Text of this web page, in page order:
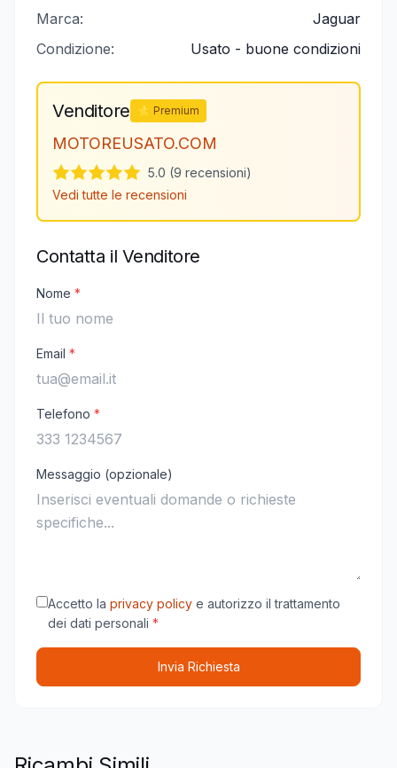
Marca:
Jaguar
Condizione:
Usato - buone condizioni
Venditore ⭐ Premium
MOTOREUSATO.COM
5.0 (9 recensioni)
Vedi tutte le recensioni
Contatta il Venditore
Nome *
Email *
Telefono *
Messaggio (opzionale)
Accetto la privacy policy e autorizzo il trattamento
dei dati personali *
Invia Richiesta